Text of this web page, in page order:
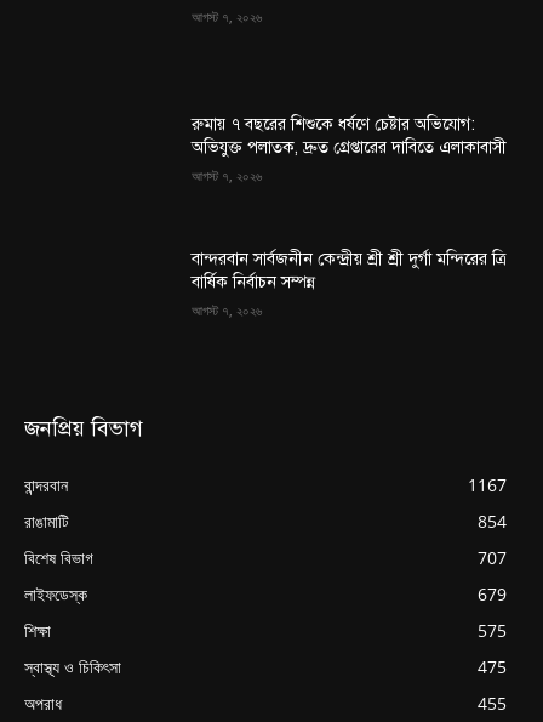
আগস্ট ৭, ২০২৬
রুমায় ৭ বছরের শিশুকে ধর্ষণে চেষ্টার অভিযোগ:
অভিযুক্ত পলাতক, দ্রুত গ্রেপ্তারের দাবিতে এলাকাবাসী
আগস্ট ৭, ২০২৬
বান্দরবান সার্বজনীন কেন্দ্রীয় শ্রী শ্রী দুর্গা মন্দিরের ত্রি
বার্ষিক নির্বাচন সম্পন্ন
আগস্ট ৭, ২০২৬
জনপ্রিয় বিভাগ
বান্দরবান
1167
রাঙামাটি
854
বিশেষ বিভাগ
707
লাইফডেস্ক
679
শিক্ষা
575
স্বাস্থ্য ও চিকিৎসা
475
অপরাধ
455